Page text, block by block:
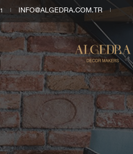
INFO@ALGEDRA.COM.TR